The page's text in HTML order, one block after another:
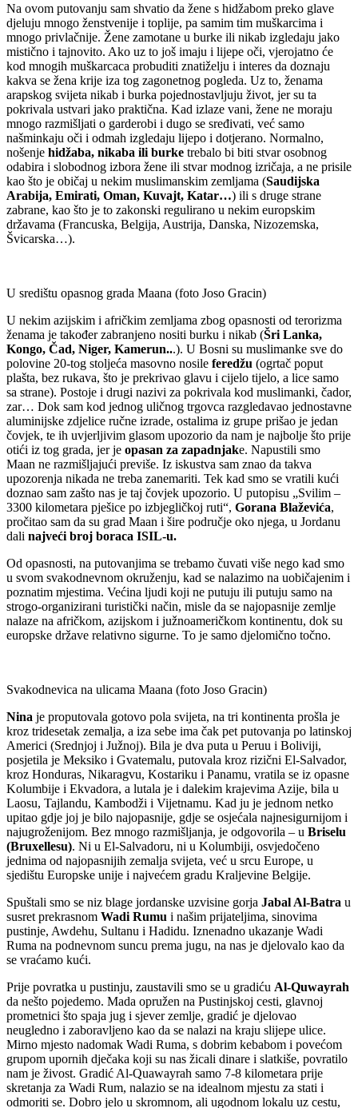
Na ovom putovanju sam shvatio da žene s hidžabom preko glave
djeluju mnogo ženstvenije i toplije, pa samim tim muškarcima i
mnogo privlačnije. Žene zamotane u burke ili nikab izgledaju jako
mistično i tajnovito. Ako uz to još imaju i lijepe oči, vjerojatno će
kod mnogih muškarcaca probuditi znatiželju i interes da doznaju
kakva se žena krije iza tog zagonetnog pogleda. Uz to, ženama
arapskog svijeta nikab i burka pojednostavljuju život, jer su ta
pokrivala ustvari jako praktična. Kad izlaze vani, žene ne moraju
mnogo razmišljati o garderobi i dugo se sređivati, već samo
našminkaju oči i odmah izgledaju lijepo i dotjerano. Normalno,
nošenje hidžaba, nikaba ili burke trebalo bi biti stvar osobnog
odabira i slobodnog izbora žene ili stvar modnog izričaja, a ne prisile
kao što je običaj u nekim muslimanskim zemljama (Saudijska
Arabija, Emirati, Oman, Kuvajt, Katar…) ili s druge strane
zabrane, kao što je to zakonski regulirano u nekim europskim
državama (Francuska, Belgija, Austrija, Danska, Nizozemska,
Švicarska…).
U središtu opasnog grada Maana (foto Joso Gracin)
U nekim azijskim i afričkim zemljama zbog opasnosti od terorizma
ženama je također zabranjeno nositi burku i nikab (Šri Lanka,
Kongo, Čad, Niger, Kamerun...). U Bosni su muslimanke sve do
polovine 20-tog stoljeća masovno nosile feredžu (ogrtač poput
plašta, bez rukava, što je prekrivao glavu i cijelo tijelo, a lice samo
sa strane). Postoje i drugi nazivi za pokrivala kod muslimanki, čador,
zar… Dok sam kod jednog uličnog trgovca razgledavao jednostavne
aluminijske zdjelice ručne izrade, ostalima iz grupe prišao je jedan
čovjek, te ih uvjerljivim glasom upozorio da nam je najbolje što prije
otići iz tog grada, jer je opasan za zapadnjake. Napustili smo
Maan ne razmišljajući previše. Iz iskustva sam znao da takva
upozorenja nikada ne treba zanemariti. Tek kad smo se vratili kući
doznao sam zašto nas je taj čovjek upozorio. U putopisu „Svilim –
3300 kilometara pješice po izbjegličkoj ruti“, Gorana Blaževića,
pročitao sam da su grad Maan i šire područje oko njega, u Jordanu
dali najveći broj boraca ISIL-u.
Od opasnosti, na putovanjima se trebamo čuvati više nego kad smo
u svom svakodnevnom okruženju, kad se nalazimo na uobičajenim i
poznatim mjestima. Većina ljudi koji ne putuju ili putuju samo na
strogo-organizirani turistički način, misle da se najopasnije zemlje
nalaze na afričkom, azijskom i južnoameričkom kontinentu, dok su
europske države relativno sigurne. To je samo djelomično točno.
Svakodnevica na ulicama Maana (foto Joso Gracin)
Nina je proputovala gotovo pola svijeta, na tri kontinenta prošla je
kroz tridesetak zemalja, a iza sebe ima čak pet putovanja po latinskoj
Americi (Srednjoj i Južnoj). Bila je dva puta u Peruu i Boliviji,
posjetila je Meksiko i Gvatemalu, putovala kroz rizični El-Salvador,
kroz Honduras, Nikaragvu, Kostariku i Panamu, vratila se iz opasne
Kolumbije i Ekvadora, a lutala je i dalekim krajevima Azije, bila u
Laosu, Tajlandu, Kambodži i Vijetnamu. Kad ju je jednom netko
upitao gdje joj je bilo najopasnije, gdje se osjećala najnesigurnijom i
najugroženijom. Bez mnogo razmišljanja, je odgovorila – u Briselu
(Bruxellesu). Ni u El-Salvadoru, ni u Kolumbiji, osvjedočeno
jednima od najopasnijih zemalja svijeta, već u srcu Europe, u
sjedištu Europske unije i najvećem gradu Kraljevine Belgije.
Spuštali smo se niz blage jordanske uzvisine gorja Jabal Al-Batra u
susret prekrasnom Wadi Rumu i našim prijateljima, sinovima
pustinje, Awdehu, Sultanu i Hadidu. Iznenadno ukazanje Wadi
Ruma na podnevnom suncu prema jugu, na nas je djelovalo kao da
se vraćamo kući.
Prije povratka u pustinju, zaustavili smo se u gradiću Al-Quwayrah
da nešto pojedemo. Mada opružen na Pustinjskoj cesti, glavnoj
prometnici što spaja jug i sjever zemlje, gradić je djelovao
neugledno i zaboravljeno kao da se nalazi na kraju slijepe ulice.
Mirno mjesto nadomak Wadi Ruma, s dobrim kebabom i povećom
grupom upornih dječaka koji su nas žicali dinare i slatkiše, povratilo
nam je živost. Gradić Al-Quawayrah samo 7-8 kilometara prije
skretanja za Wadi Rum, nalazio se na idealnom mjestu za stati i
odmoriti se. Dobro jelo u skromnom, ali ugodnom lokalu uz cestu,